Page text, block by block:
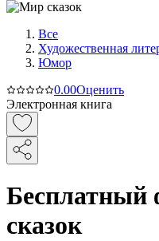
Все
Художественная
Юмор
0.00Оценить
Электронная книга
Бесплатный
сказок